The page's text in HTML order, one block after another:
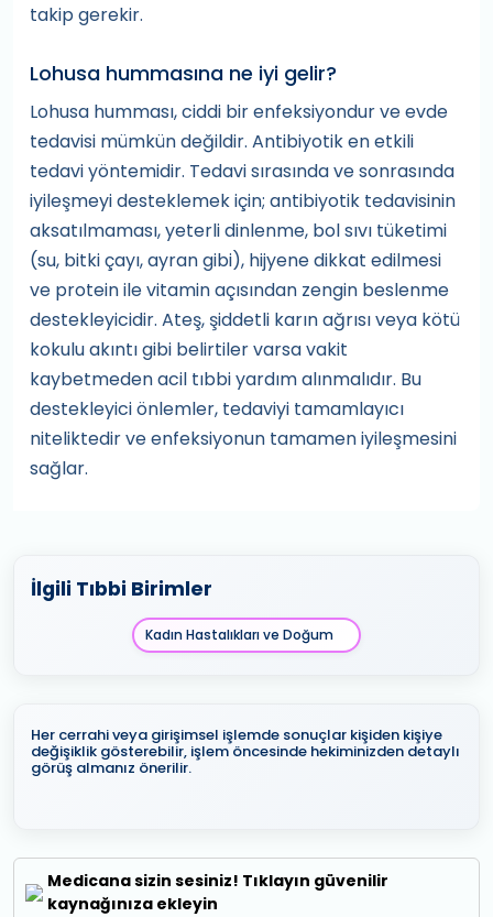
takip gerekir.
Lohusa hummasına ne iyi gelir?
Lohusa humması, ciddi bir enfeksiyondur ve evde
tedavisi mümkün değildir. Antibiyotik en etkili
tedavi yöntemidir. Tedavi sırasında ve sonrasında
iyileşmeyi desteklemek için; antibiyotik tedavisinin
aksatılmaması, yeterli dinlenme, bol sıvı tüketimi
(su, bitki çayı, ayran gibi), hijyene dikkat edilmesi
ve protein ile vitamin açısından zengin beslenme
destekleyicidir. Ateş, şiddetli karın ağrısı veya kötü
kokulu akıntı gibi belirtiler varsa vakit
kaybetmeden acil tıbbi yardım alınmalıdır. Bu
destekleyici önlemler, tedaviyi tamamlayıcı
niteliktedir ve enfeksiyonun tamamen iyileşmesini
sağlar.
İlgili Tıbbi Birimler
Kadın Hastalıkları ve Doğum
Her cerrahi veya girişimsel işlemde sonuçlar kişiden kişiye
değişiklik gösterebilir, işlem öncesinde hekiminizden detaylı
görüş almanız önerilir.
Medicana sizin sesiniz! Tıklayın güvenilir
kaynağınıza ekleyin